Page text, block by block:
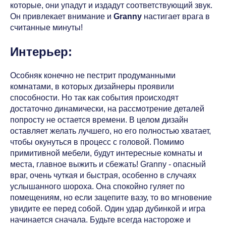
которые, они упадут и издадут соответствующий звук.
Он привлекает внимание и Granny настигает врага в
считанные минуты!
Интерьер:
Особняк конечно не пестрит продуманными
комнатами, в которых дизайнеры проявили
способности. Но так как события происходят
достаточно динамически, на рассмотрение деталей
попросту не остается времени. В целом дизайн
оставляет желать лучшего, но его полностью хватает,
чтобы окунуться в процесс с головой. Помимо
примитивной мебели, будут интересные комнаты и
места, главное выжить и сбежать! Granny - опасный
враг, очень чуткая и быстрая, особенно в случаях
услышанного шороха. Она спокойно гуляет по
помещениям, но если зацепите вазу, то во мгновение
увидите ее перед собой. Один удар дубинкой и игра
начинается сначала. Будьте всегда настороже и